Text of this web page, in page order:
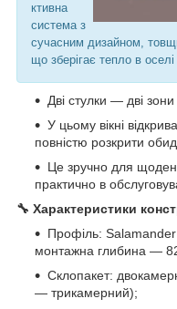
ктивна
система з
сучасним дизайном,
що зберігає тепло в
Дві стулки — дві
У цьому вікні
повністю розкрити
Це зручно для
практично в
🔧 Характеристики
Профіль:
монтажна глибина —
Склопакет:
— трикамерний);